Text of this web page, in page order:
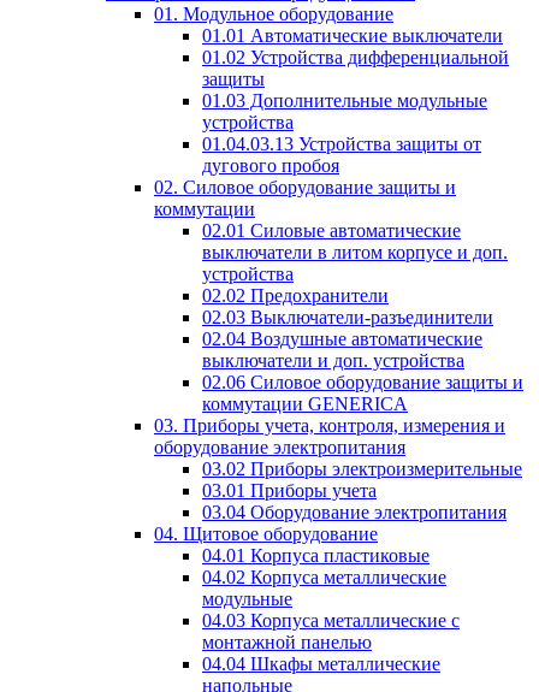
01. Модульное оборудование
01.01 Автоматические выключатели
01.02 Устройства дифференциальной
защиты
01.03 Дополнительные модульные
устройства
01.04.03.13 Устройства защиты от
дугового пробоя
02. Силовое оборудование защиты и
коммутации
02.01 Силовые автоматические
выключатели в литом корпусе и доп.
устройства
02.02 Предохранители
02.03 Выключатели-разъединители
02.04 Воздушные автоматические
выключатели и доп. устройства
02.06 Силовое оборудование защиты и
коммутации GENERICA
03. Приборы учета, контроля, измерения и
оборудование электропитания
03.02 Приборы электроизмерительные
03.01 Приборы учета
03.04 Оборудование электропитания
04. Щитовое оборудование
04.01 Корпуса пластиковые
04.02 Корпуса металлические
модульные
04.03 Корпуса металлические с
монтажной панелью
04.04 Шкафы металлические
напольные